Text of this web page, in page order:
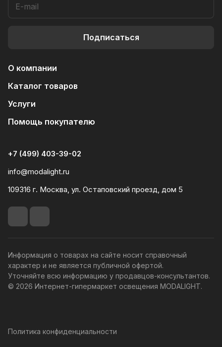
Подписаться
О компании
Каталог товаров
Услуги
Помощь покупателю
+7 (499) 403-39-02
info@modalight.ru
109316 г. Москва, ул. Остаповский проезд, дом 5
Информация о товарах на сайте носит справочный
характер и не является публичной офертой.
Уточняйте всю информацию у продавцов-консультантов.
© 2026 Интернет-гипермаркет освещения MODALIGHT.
Политика конфиденциальности